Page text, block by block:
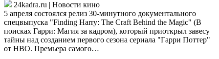
24kadra.ru | Новости кино
5 апреля состоялся релиз 30-минутного документального
спецвыпуска "Finding Harry: The Craft Behind the Magic" (В
поисках Гарри: Магия за кадром), который приоткрыл завесу
тайны над созданием первого сезона сериала "Гарри Поттер"
от HBO. Премьера самого…